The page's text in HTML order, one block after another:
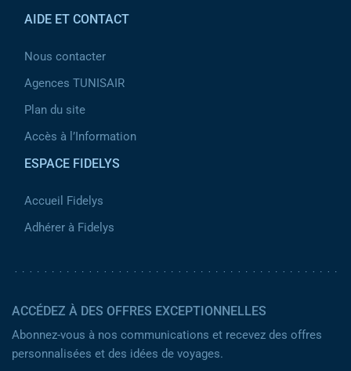
AIDE ET CONTACT
Nous contacter
Agences TUNISAIR
Plan du site
Accès à l’Information
ESPACE FIDELYS
Accueil Fidelys
Adhérer à Fidelys
ACCÉDEZ À DES OFFRES EXCEPTIONNELLES
Abonnez-vous à nos communications et recevez des offres
personnalisées et des idées de voyages.